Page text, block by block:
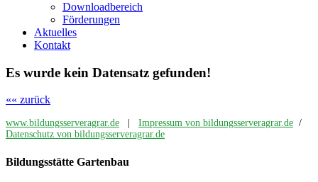
Downloadbereich
Förderungen
Aktuelles
Kontakt
Es wurde kein Datensatz gefunden!
«« zurück
www.bildungsserveragrar.de Impressum von bildungsserveragrar.de /
Datenschutz von bildungsserveragrar.de
Bildungsstätte Gartenbau